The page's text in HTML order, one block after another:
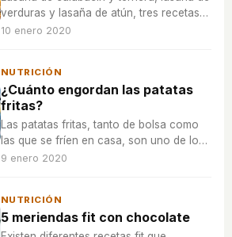
verduras y lasaña de atún, tres recetas
alternativas, muy saludables y sencillas
10 enero 2020
NUTRICIÓN
¿Cuánto engordan las patatas
fritas?
Las patatas fritas, tanto de bolsa como
las que se fríen en casa, son uno de los
culpables del aumento progresivo de
9 enero 2020
NUTRICIÓN
5 meriendas fit con chocolate